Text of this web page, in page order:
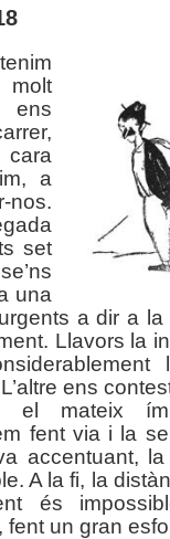
ens
cara
a
nos.
set
una
a dir a
Llavors la
ens
el mateix
fent via i la
accentuant,
A la fi, la
és
fent un gran